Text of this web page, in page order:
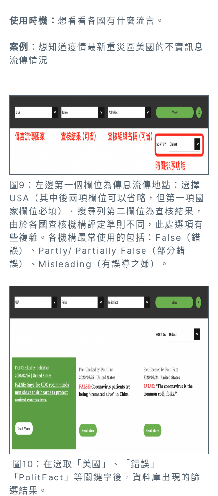
使用時機：想看看各國有什麼流言。
案例
：想知道疫情最新重災區美國的不實訊息
流傳情況
圖9：左邊第一個欄位為傳息流傳地點：選擇
USA（其中後兩項欄位可以省略，但第一項國
家欄位必填）。搜尋列第二欄位為查核結果，
由於各國查核機構評定準則不同，此處選項有
些複雜。各機構最常使用的包括：False（錯
誤）、Partly/ Partially False（部分錯
誤）、Misleading（有誤導之嫌）。
圖10：在選取「美國」、「錯誤」
「PolitFact」等關鍵字後，資料庫出現的篩
選結果。